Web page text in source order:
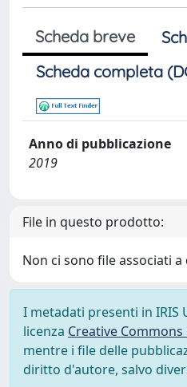
Scheda breve
Scheda completa
Anno di pubblicazione
2019
File in questo prodotto:
Non ci sono file associati
I metadati presenti in IRIS
licenza Creative Commons
mentre i file delle
diritto d'autore, salvo